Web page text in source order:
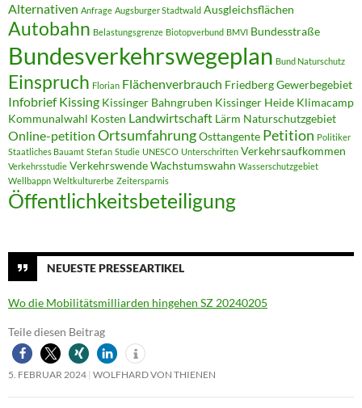
Alternativen Anfrage Augsburger Stadtwald Ausgleichsflächen
Autobahn Belastungsgrenze Biotopverbund BMVI Bundesstraße
Bundesverkehrswegeplan Bund Naturschutz
Einspruch Florian Flächenverbrauch FriedbergGewerbegebiet
Infobrief Kissing Kissinger Bahngruben Kissinger Heide Klimacamp
Kommunalwahl Kosten Landwirtschaft Lärm Naturschutzgebiet
Online-petition OrtsumfahrungOsttangente Petition Politiker
Staatliches Bauamt Stefan Studie UNESCO Unterschriften Verkehrsaufkommen
Verkehrsstudie VerkehrswendeWachstumswahn Wasserschutzgebiet
Wellbappn Weltkulturerbe Zeitersparnis
Öffentlichkeitsbeteiligung
NEUESTE PRESSEARTIKEL
Wo die Mobilitätsmilliarden hingehen SZ 20240205
Teile diesen Beitrag
5. FEBRUAR 2024 WOLFHARD VON THIENEN